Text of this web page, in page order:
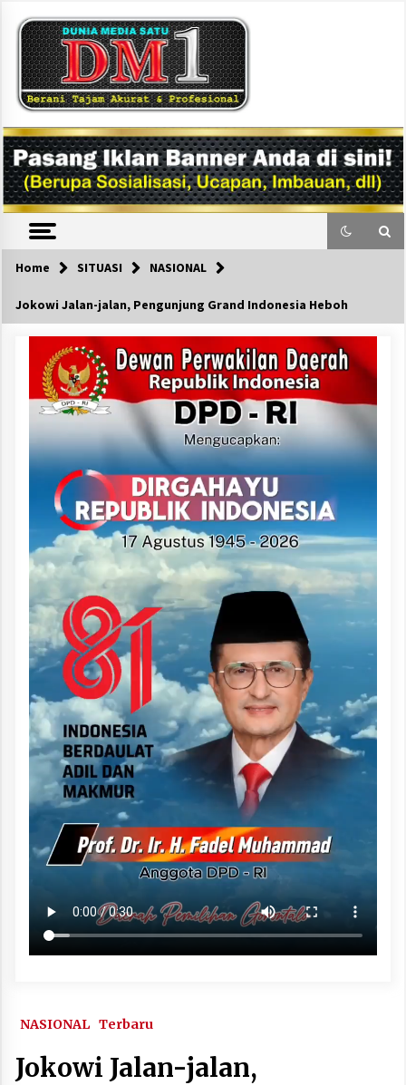
content
DM1
Home SITUASI NASIONAL
Jokowi Jalan-jalan, Pengunjung Grand Indonesia Heboh
NASIONAL Terbaru
Jokowi Jalan-jalan,